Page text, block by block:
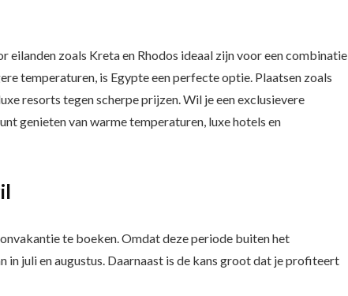
zoals Kreta en Rhodos ideaal zijn voor een combinatie
temperaturen, is Egypte een perfecte optie. Plaatsen zoals
resorts tegen scherpe prijzen. Wil je een exclusievere
genieten van warme temperaturen, luxe hotels en
te boeken. Omdat deze periode buiten het
in juli en augustus. Daarnaast is de kans groot dat je profiteert